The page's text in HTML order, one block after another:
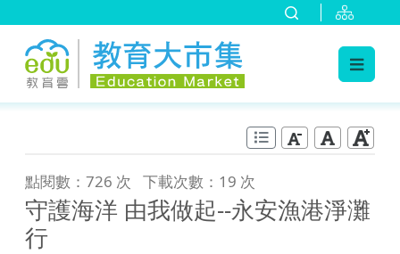
點閱數：726 次 下載次數：19 次
守護海洋 由我做起--永安漁港淨灘
行